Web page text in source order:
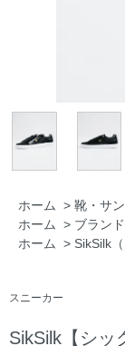
ホーム > 靴・サ
ホーム > ブラン
ホーム > SikSilk
スニーカー
SikSilk【シッ